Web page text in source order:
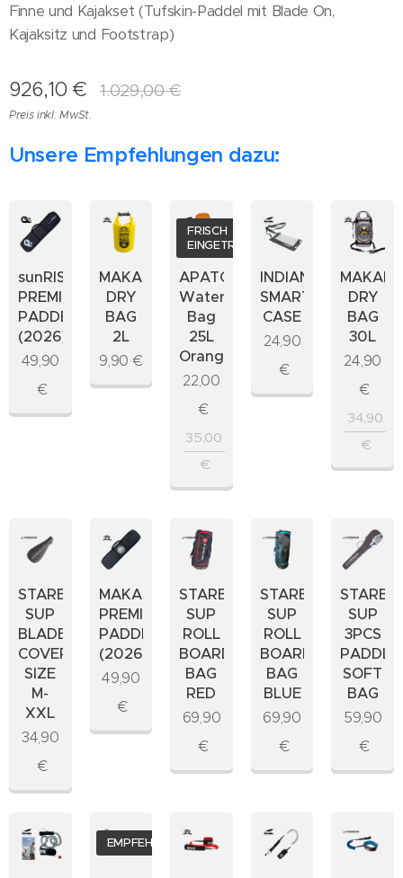
Finne und Kajakset (Tufskin-Paddel mit Blade On,
Kajaksitz und Footstrap)
926,10 € 1.029,00€
Preis inkl. MwSt.
Unsere Empfehlungen dazu:
sunRISE
PREMIUM
PADDELBAG
(2026)
49,90
€
MAKAIO
DRY
BAG
2L
9,90 €
APATCHA
Waterproof
Bag
25L
Orange
FRISCH
EINGETROFFEN
22,00
€
35,00
€
INDIANA
SMARTPHONE
CASE
24,90
€
MAKAIO
DRY
BAG
30L
24,90
€
34,90
€
STARBOARD
SUP
BLADE
COVER
SIZE
M-
XXL
34,90
€
MAKAIO
PREMIUM
PADDELBAG
(2026)
49,90
€
STARBOARD
SUP
ROLL
BOARD
BAG
RED
69,90
€
STARBOARD
SUP
ROLL
BOARD
BAG
BLUE
69,90
€
SUP
3PCS
PADDLE
SOFT
BAG
59,90
€
EMPFEHLUNG